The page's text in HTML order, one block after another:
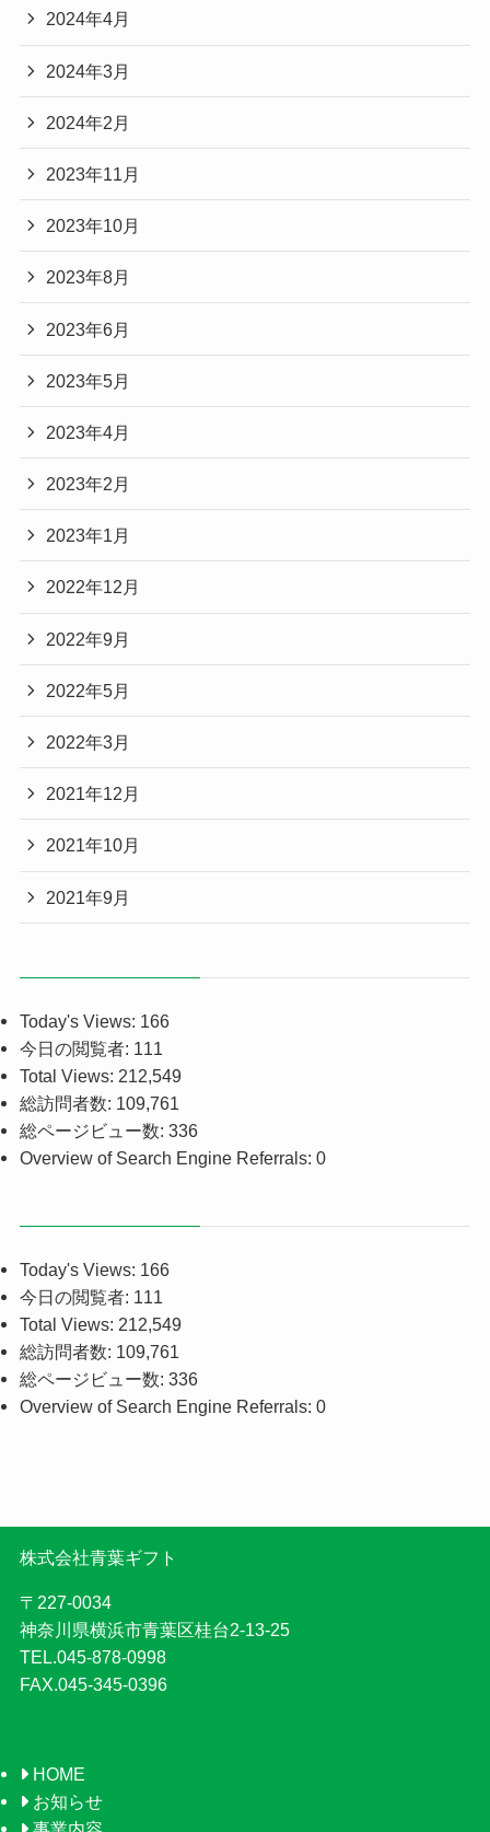
2024年4月
2024年3月
2024年2月
2023年11月
2023年10月
2023年8月
2023年6月
2023年5月
2023年4月
2023年2月
2023年1月
2022年12月
2022年9月
2022年5月
2022年3月
2021年12月
2021年10月
2021年9月
Today's Views: 166
今日の閲覧者: 111
Total Views: 212,549
総訪問者数: 109,761
総ページビュー数: 336
Overview of Search Engine Referrals: 0
Today's Views: 166
今日の閲覧者: 111
Total Views: 212,549
総訪問者数: 109,761
総ページビュー数: 336
Overview of Search Engine Referrals: 0
株式会社青葉ギフト
〒227-0034
神奈川県横浜市青葉区桂台2-13-25
TEL.045-878-0998
FAX.045-345-0396
HOME
お知らせ